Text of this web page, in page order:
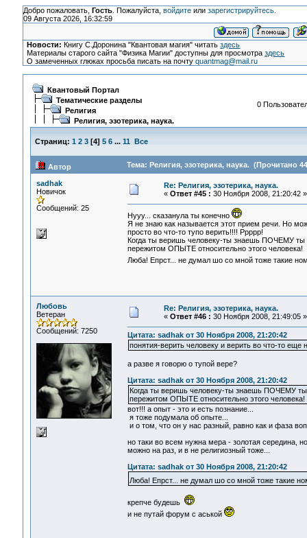
Добро пожаловать, Гость. Пожалуйста, войдитеили зарегистрируйтесь.
09 Августа 2026, 16:32:59
Новости: Книгу С.Доронина "Квантовая магия" читатьздесь
Материалы старого сайта "Физика Магии" доступны для просмотраздесь
О замеченных глюках просьба писать на почтуquantmag@mail.ru
Квантовый Портал
Тематические разделы
Религия
Религия, эзотерика, наука.
0
Страниц: 1 2 3[4] 5 6 ... 11 Все
Автор Тема: Религия, эзотерика, наука. (Прочитано
sadhak
Новичок
Сообщений: 25
Re: Религия, эзотерика, наука.
« Ответ #45 : 30 Ноября 2008, 21:20:42 »
Нууу... сказанула ты конечно
Я не знаю как называется этот прием речи. Но
просто во что-то тупо верить!!!! Ррррр!
Когда ты веришь человеку-ты знаешь ПОЧЕМУ
пережитом ОПЫТЕ относительно этого человека!
Люба! Епрст... не думал шо со мной тоже такие
Любовь
Ветеран
Сообщений: 7250
Re: Религия, эзотерика, наука.
« Ответ #46 : 30 Ноября 2008, 21:49:05 »
Цитата: sadhak от 30 Ноября 2008, 21:20:42
понятия-верить человеку и верить во что-то еще
а разве я говорю о тупой вере?
Цитата: sadhak от 30 Ноября 2008, 21:20:42
Когда ты веришь человеку-ты знаешь ПОЧЕМУ
пережитом ОПЫТЕ относительно этого человека!
вот!!! а опыт - это и есть познание...
я тоже подумала об опыте...
и о том, что он у нас разный, равно как и фаза
но таки во всем нужна мера - золотая середина,
можно на раз, и в не религиозный тоже...
Цитата: sadhak от 30 Ноября 2008, 21:20:42
Люба! Епрст... не думал шо со мной тоже такие
крепче будешь
и не путай форум с аськой